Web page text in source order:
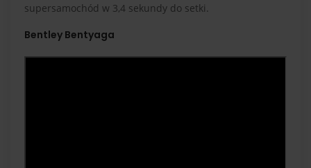
supersamochód w 3,4 sekundy do setki.
Bentley Bentyaga